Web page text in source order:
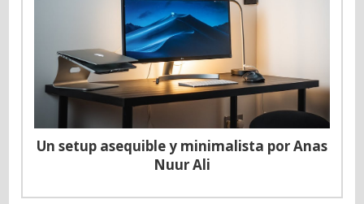
Un setup asequible y minimalista por Anas
Nuur Ali